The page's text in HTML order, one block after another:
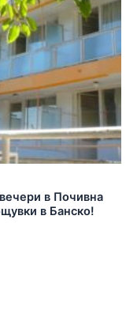
в Почивна
в Банско!